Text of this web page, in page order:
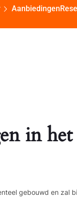
Aanbiedingen
in het
gebouwd en zal